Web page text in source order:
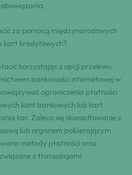
za pomocą międzynarodowych
kart kredytowych?
korzystając z opcji przelewu
bankowości internetowej w
ograniczenia płatności
kont bankowych lub kart
kar. Zaleca się skonsultowanie z
lub organem pobierającym
metody płatności oraz
z transakcjami